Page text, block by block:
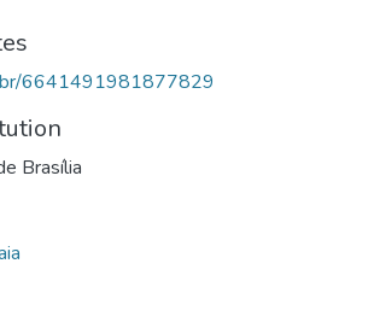
6641491981877829
Brasília